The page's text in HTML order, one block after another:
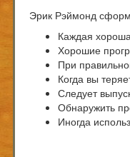
Эрик Рэймонд
Каждая
Хорошие
При
Когда вы
Следует
Обнаружить
Иногда